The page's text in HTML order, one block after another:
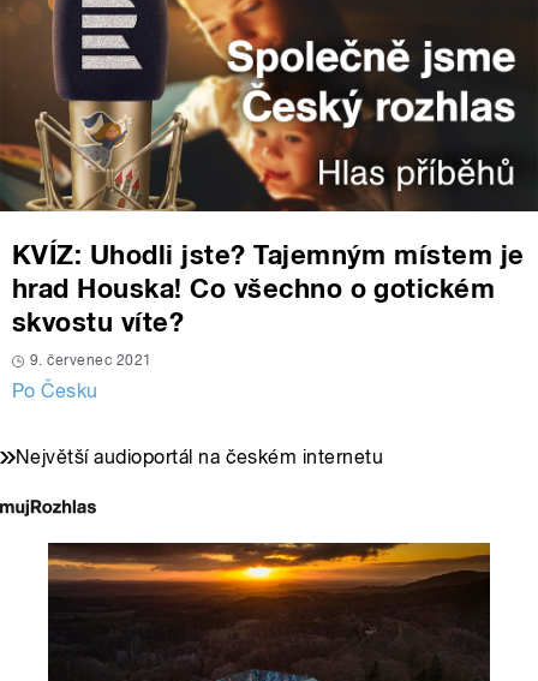
KVÍZ: Uhodli jste? Tajemným místem je
hrad Houska! Co všechno o gotickém
skvostu víte?
9. červenec 2021
Po Česku
Největší audioportál na českém internetu